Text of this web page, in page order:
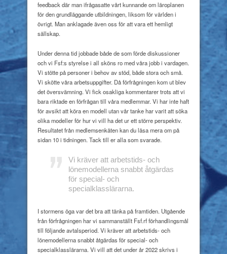
feedback där man ifrågasatte vårt kunnande om läroplanen
för den grundläggande utbildningen, liksom för världen i
övrigt. Man anklagade även oss för att vara ett hemligt
sällskap.
Under denna tid jobbade både de som förde diskussioner
och vi Fsf:s styrelse i all sköns ro med våra jobb i vardagen.
Vi stötte på personer i behov av stöd, både stora och små.
Vi skötte våra arbetsuppgifter. Då förfrågningen kom ut blev
det översvämning. Vi fick osakliga kommentarer trots att vi
bara riktade en förfrågan till våra medlemmar. Vi har inte haft
för avsikt att köra en modell utan vår tanke har varit att söka
olika modeller för hur vi vill ha det ur ett större perspektiv.
Resultatet från medlemsenkäten kan du läsa mera om på
sidan 10 i tidningen. Tack till er alla som svarade.
Vi kräver att arbetstids- och
lönemodellerna snabbt åtgärdas
för special- och
specialklasslärarna.
I stormens öga var det bra att tänka på framtiden. Utgående
från förfrågningen har vi sammanställt Fsf.rf förhandlingsmål
till följande avtalsperiod. Vi kräver att arbetstids- och
lönemodellerna snabbt åtgärdas för special- och
specialklasslärarna. Vi vill att det under år 2022 skrivs i